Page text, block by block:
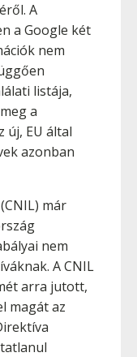
A
a Google két
nem
listája,
a
új, EU által
azonban
már
nem
A CNIL
arra jutott,
magát az